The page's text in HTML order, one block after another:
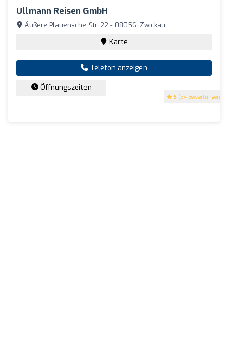
Ullmann Reisen GmbH
5 (54 Bewertungen)
Äußere Plauensche Str. 22 - 08056, Zwickau
Karte
Telefon anzeigen
Öffnungszeiten